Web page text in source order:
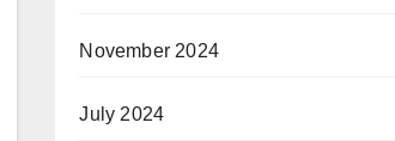
November 2024
July 2024